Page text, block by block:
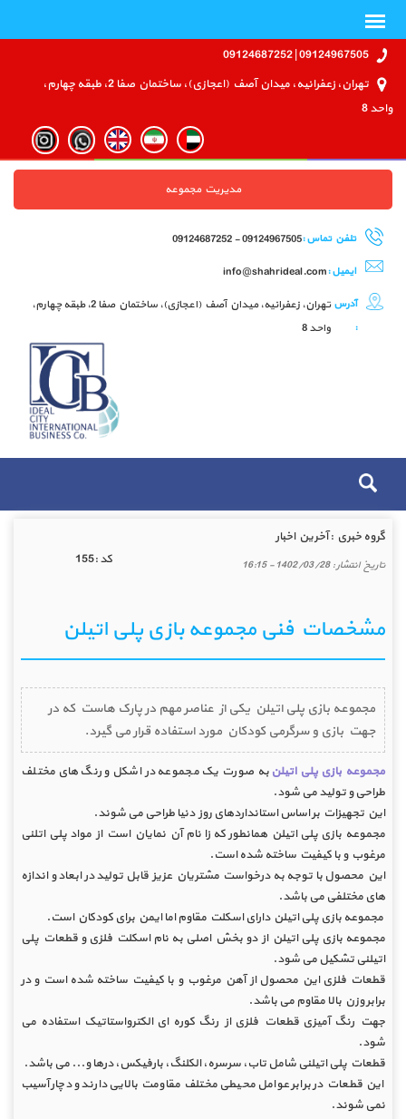
09124967505 | 09124687252
تهران، زعفرانیه، میدان آصف (اعجازی)، ساختمان صفا 2، طبقه چهارم،
واحد 8
مدیریت مجموعه
تلفن تماس :09124967505 - 09124687252
ایمیل :info@shahrideal.com
آدرس
:
تهران، زعفرانیه، میدان آصف (اعجازی)، ساختمان صفا 2، طبقه چهارم،
واحد 8
گروه خبري :آخرین اخبار
تاريخ انتشار :1402/03/28 - 16:15 كد :155
مشخصات فنی مجموعه بازی پلی اتیلن
مجموعه بازی پلی اتیلن یکی از عناصر مهم در پارک هاست که در
جهت بازی و سرگرمی کودکان مورد استفاده قرار می گیرد.
مجموعه بازی پلی اتیلن به صورت یک مجموعه در اشکل و رنگ های مختلف
طراحی و تولید می شود.
این تجهیزات بر اساس استانداردهای روز دنیا طراحی می شوند.
مجموعه بازی پلی اتیلن همانطور که زا نام آن نمایان است از مواد پلی اتلنی
مرغوب و با کیفیت ساخته شده است.
این محصول با توجه به درخواست مشتریان عزیز قابل تولید در ابعاد و اندازه
های مختلفی می باشد.
مجموعه بازی پلی اتیلن دارای اسکلت مقاوم اما ایمن برای کودکان است.
مجموعه بازی پلی اتیلن از دو بخش اصلی به نام اسکلت فلزی و قطعات پلی
اتیلنی تشکیل می شود.
قطعات فلزی این محصول از آهن مرغوب و با کیفیت ساخته شده است و در
برابر وزن بالا مقاوم می باشد.
جهت رنگ آمیزی قطعات فلزی از رنگ کوره ای الکترواستاتیک استفاده می
شود.
قطعات پلی اتیلنی شامل تاب، سرسره، الکلنگ، بارفیکس، درها و... می باشد.
این قطعات در برابر عوامل محیطی مختلف مقاومت بالایی دارند و دچار آسیب
نمی شوند.